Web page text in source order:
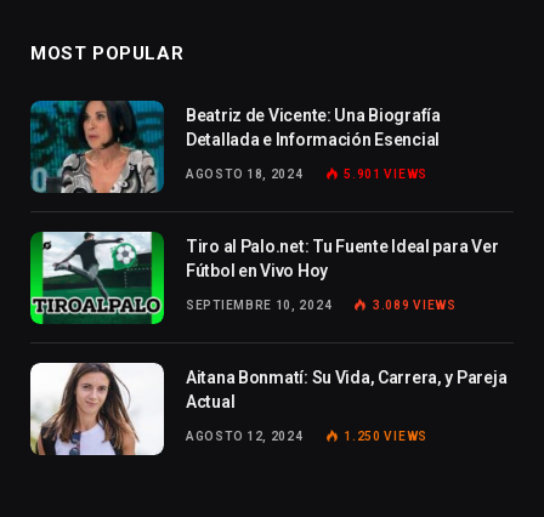
MOST POPULAR
Beatriz de Vicente: Una Biografía
Detallada e Información Esencial
AGOSTO 18, 2024 5.901VIEWS
Tiro al Palo.net: Tu Fuente Ideal para Ver
Fútbol en Vivo Hoy
SEPTIEMBRE 10, 2024 3.089VIEWS
Aitana Bonmatí: Su Vida, Carrera, y Pareja
Actual
AGOSTO 12, 2024 1.250VIEWS